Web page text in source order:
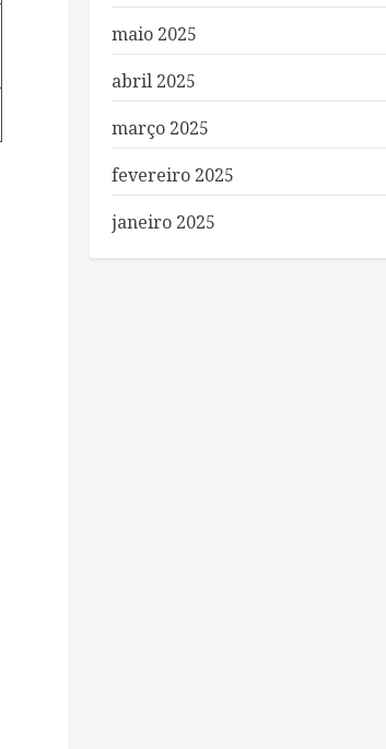
maio 2025
abril 2025
março 2025
fevereiro 2025
janeiro 2025